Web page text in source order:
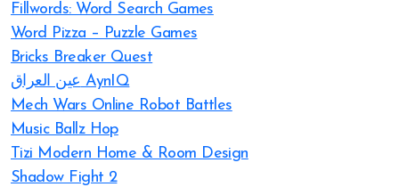
Fillwords: Word Search Games
Word Pizza – Puzzle Games
Bricks Breaker Quest
عين العراق AynIQ
Mech Wars Online Robot Battles
Music Ballz Hop
Tizi Modern Home & Room Design
Shadow Fight 2